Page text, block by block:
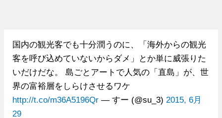
国内の観光客でも十分潤うのに、「海外からの観光
客を呼び込めていないからダメ」とか単に威張りた
いだけだな。 島ごとアートで人気の「直島」が、世
界の富裕層をしらけさせるワケ
http://t.co/m36A5196Qr— すー (@su_3) 2015, 6月
29